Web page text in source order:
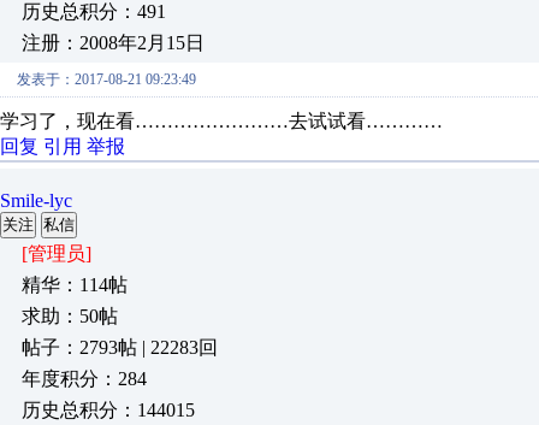
历史总积分：491
注册：2008年2月15日
发表于：2017-08-21 09:23:49
学习了，现在看……………………去试试看…………
回复 引用 举报
Smile-lyc
关注 私信
[管理员]
精华：114帖
求助：50帖
帖子：2793帖 | 22283回
年度积分：284
历史总积分：144015